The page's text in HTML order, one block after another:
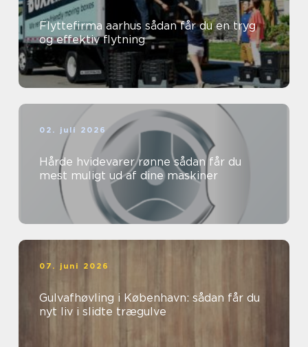
Flyttefirma aarhus sådan får du en tryg
og effektiv flytning
02. juli 2026
Hårde hvidevarer rønne sådan får du
mest muligt ud af dine maskiner
07. juni 2026
Gulvafhøvling i København: sådan får du
nyt liv i slidte trægulve